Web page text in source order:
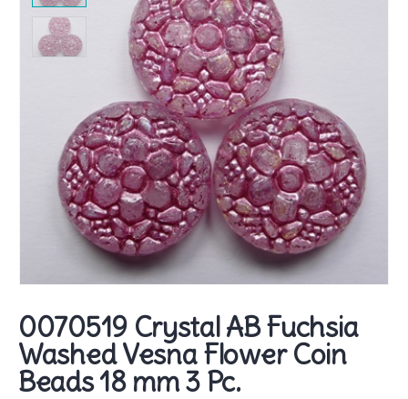
0070519 Crystal AB Fuchsia
Washed Vesna Flower Coin
Beads 18 mm 3 Pc.